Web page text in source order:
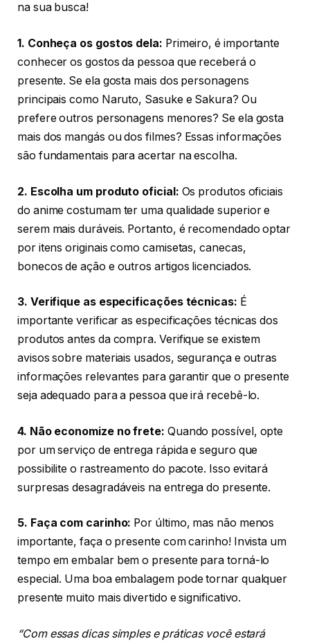
na sua busca!
1. Conheça os gostos dela: Primeiro, é importante
conhecer os gostos da pessoa que receberá o
presente. Se ela gosta mais dos personagens
principais como Naruto, Sasuke e Sakura? Ou
prefere outros personagens menores? Se ela gosta
mais dos mangás ou dos filmes? Essas informações
são fundamentais para acertar na escolha.
2. Escolha um produto oficial: Os produtos oficiais
do anime costumam ter uma qualidade superior e
serem mais duráveis. Portanto, é recomendado optar
por itens originais como camisetas, canecas,
bonecos de ação e outros artigos licenciados.
3. Verifique as especificações técnicas: É
importante verificar as especificações técnicas dos
produtos antes da compra. Verifique se existem
avisos sobre materiais usados, segurança e outras
informações relevantes para garantir que o presente
seja adequado para a pessoa que irá recebê-lo.
4. Não economize no frete: Quando possível, opte
por um serviço de entrega rápida e seguro que
possibilite o rastreamento do pacote. Isso evitará
surpresas desagradáveis na entrega do presente.
5. Faça com carinho: Por último, mas não menos
importante, faça o presente com carinho! Invista um
tempo em embalar bem o presente para torná-lo
especial. Uma boa embalagem pode tornar qualquer
presente muito mais divertido e significativo.
“Com essas dicas simples e práticas você estará